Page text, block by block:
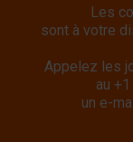
Les
sont à votre
Appelez les
au
un e-